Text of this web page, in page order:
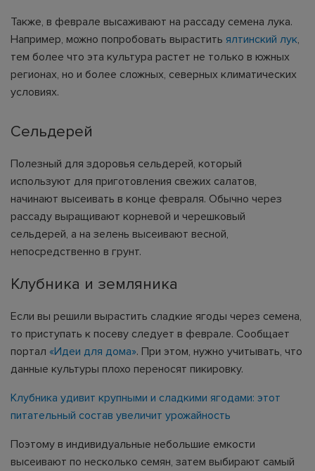
Также, в феврале высаживают на рассаду семена лука.
Например, можно попробовать вырастить ялтинский лук,
тем более что эта культура растет не только в южных
регионах, но и более сложных, северных климатических
условиях.
Сельдерей
Полезный для здоровья сельдерей, который
используют для приготовления свежих салатов,
начинают высеивать в конце февраля. Обычно через
рассаду выращивают корневой и черешковый
сельдерей, а на зелень высеивают весной,
непосредственно в грунт.
Клубника и земляника
Если вы решили вырастить сладкие ягоды через семена,
то приступать к посеву следует в феврале. Сообщает
портал «Идеи для дома». При этом, нужно учитывать, что
данные культуры плохо переносят пикировку.
Клубника удивит крупными и сладкими ягодами: этот
питательный состав увеличит урожайность
Поэтому в индивидуальные небольшие емкости
высеивают по несколько семян, затем выбирают самый